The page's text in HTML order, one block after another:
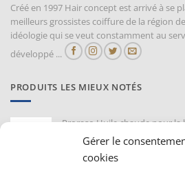
Gérer le
cookies
Créé en 1997 Hair concept est arrivé à se
meilleurs grossistes coiffure de la région
idéologie qui se veut constamment au
développé ...
PRODUITS LES MIEUX NOTÉS
Proraso Huile chaude pour la
10,30€ TVAC